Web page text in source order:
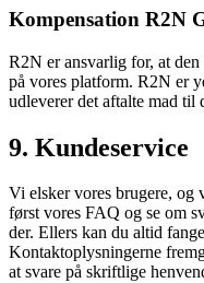
Kompensation R2N
R2N er ansvarlig for, at
på vores platform. R2N er
udleverer det aftalte mad
9. Kundeservice
Vi elsker vores brugere, og
først vores FAQ og se om
der. Ellers kan du altid
Kontaktoplysningerne
at svare på skriftlige